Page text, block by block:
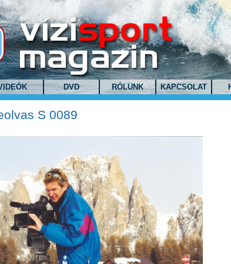
DVD RÓLUNK KAPCSOLAT
S 0089